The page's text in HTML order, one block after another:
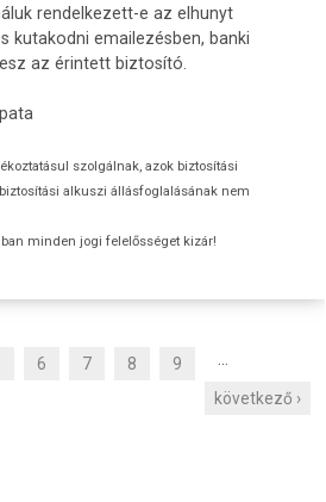
rendelkezett-e az elhunyt
kutakodni emailezésben, banki
az érintett biztosító.
szolgálnak, azok biztosítási
alkuszi állásfoglalásának nem
minden jogi felelősséget kizár!
6 7 8 9
következő ›